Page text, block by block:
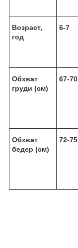
Возраст,
год
6-7
Обхват
груди (см)
67-70
Обхват
бедер (см)
72-75